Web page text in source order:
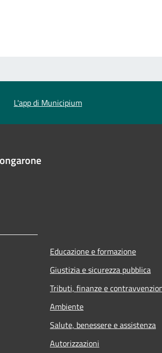
L'app di Municipium
Educazione e formazione
Giustizia e sicurezza pubblica
Tributi, finanze e
Ambiente
Salute, benessere e assistenza
Autorizzazioni